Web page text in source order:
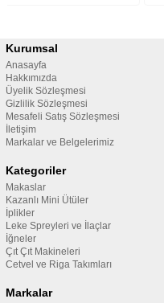
Kurumsal
Anasayfa
Hakkımızda
Üyelik Sözleşmesi
Gizlilik Sözleşmesi
Mesafeli Satış Sözleşmesi
İletişim
Markalar ve Belgelerimiz
Kategoriler
Makaslar
Kazanlı Mini Ütüler
İplikler
Leke Spreyleri ve İlaçlar
İğneler
Çıt Çıt Makineleri
Cetvel ve Riga Takımları
Markalar